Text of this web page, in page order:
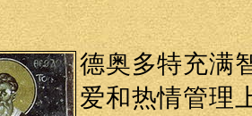
德奥多特充满
爱和热情管理